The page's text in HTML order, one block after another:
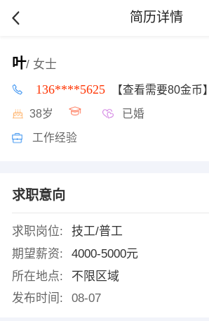
简历详情
叶/ 女士
136****5625 【查看需要80金币】
38岁 已婚
工作经验
求职意向
求职岗位:
技工/普工
期望薪资:
4000-5000元
所在地点:
不限区域
发布时间:
08-07